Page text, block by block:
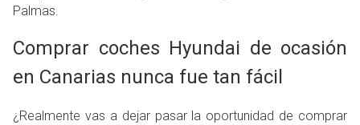
Palmas.
Comprar coches Hyundai de ocasión
en Canarias nunca fue tan fácil
¿Realmente vas a dejar pasar la oportunidad de comprar